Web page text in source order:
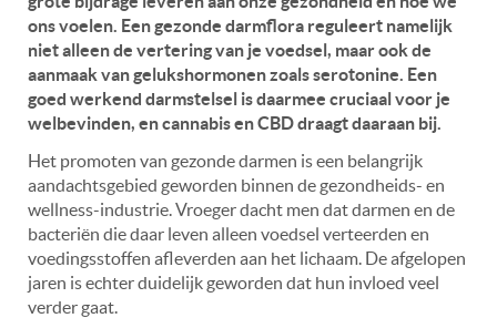
ons voelen. Een gezonde darmflora reguleert namelijk
niet alleen de vertering van je voedsel, maar ook de
aanmaak van gelukshormonen zoals serotonine. Een
goed werkend darmstelsel is daarmee cruciaal voor je
welbevinden, en cannabis en CBD draagt daaraan bij.
Het promoten van gezonde darmen is een belangrijk
aandachtsgebied geworden binnen de gezondheids- en
wellness-industrie. Vroeger dacht men dat darmen en de
bacteriën die daar leven alleen voedsel verteerden en
voedingsstoffen afleverden aan het lichaam. De afgelopen
jaren is echter duidelijk geworden dat hun invloed veel
verder gaat.